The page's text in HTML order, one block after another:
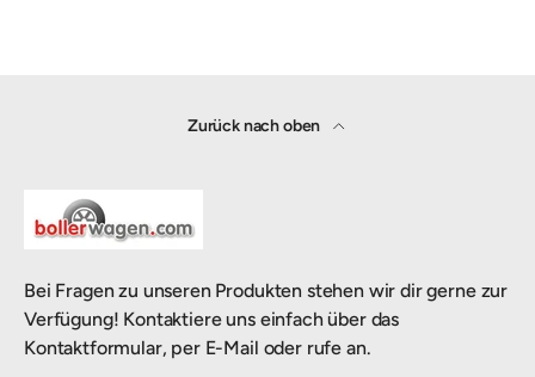
Zurück nach oben
Bei Fragen zu unseren Produkten stehen wir dir gerne zur
Verfügung! Kontaktiere uns einfach über das
Kontaktformular, per E-Mail oder rufe an.